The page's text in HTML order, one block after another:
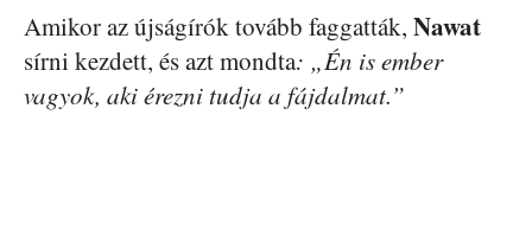
Amikor az újságírók tovább faggatták, Nawat
sírni kezdett, és azt mondta: „Én is ember
vagyok, aki érezni tudja a fájdalmat.”